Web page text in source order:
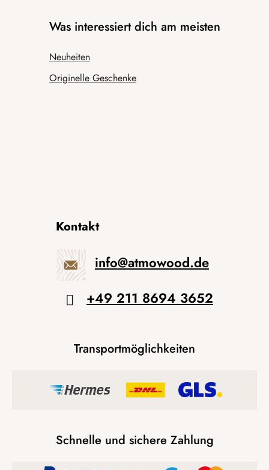
Was interessiert dich am meisten
Neuheiten
Originelle Geschenke
Kontakt
info@atmowood.de
+49 211 8694 3652
Transportmöglichkeiten
Schnelle und sichere Zahlung